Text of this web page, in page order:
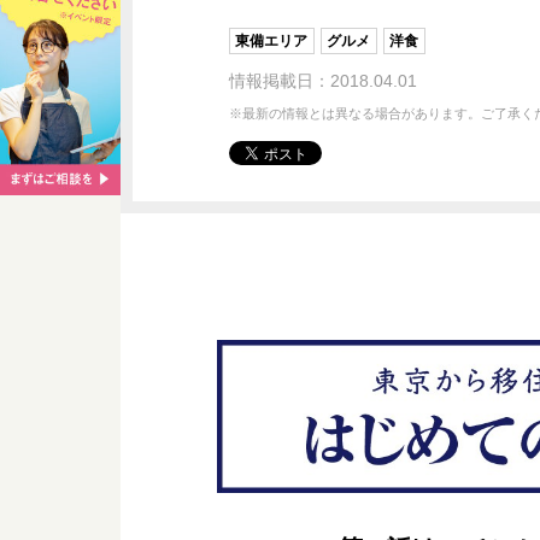
東備エリア グルメ 洋食
情報掲載日：2018.04.01
※最新の情報とは異なる場合があります。ご了承く